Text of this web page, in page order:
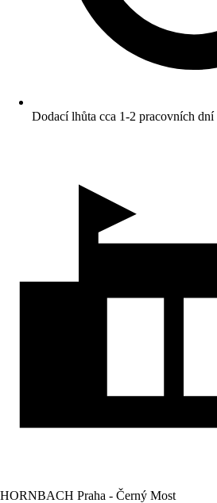
Dodací lhůta cca 1-2 pracovních dní
HORNBACH Praha - Černý Most